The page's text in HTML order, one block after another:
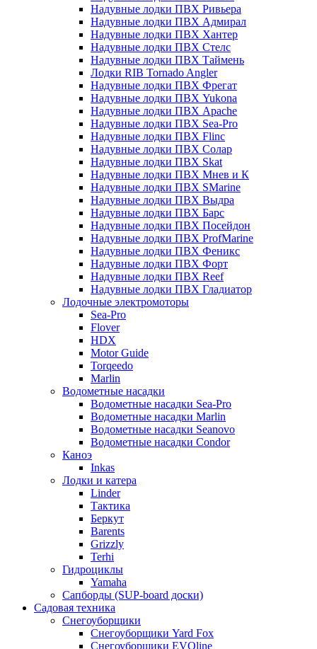
Надувные лодки ПВХ Ривьера
Надувные лодки ПВХ Адмирал
Надувные лодки ПВХ Хантер
Надувные лодки ПВХ Стелс
Надувные лодки ПВХ Таймень
Лодки RIB Tornado Angler
Надувные лодки ПВХ Фрегат
Надувные лодки ПВХ Yukona
Надувные лодки ПВХ Apache
Надувные лодки ПВХ Sea-Pro
Надувные лодки ПВХ Flinc
Надувные лодки ПВХ Солар
Надувные лодки ПВХ Skat
Надувные лодки ПВХ Мнев и К
Надувные лодки ПВХ SMarine
Надувные лодки ПВХ Выдра
Надувные лодки ПВХ Барс
Надувные лодки ПВХ Посейдон
Надувные лодки ПВХ ProfMarine
Надувные лодки ПВХ Феникс
Надувные лодки ПВХ Форт
Надувные лодки ПВХ Reef
Надувные лодки ПВХ Гладиатор
Лодочные электромоторы
Sea-Pro
Flover
HDX
Motor Guide
Torqeedo
Marlin
Водометные насадки
Водометные насадки Sea-Pro
Водометные насадки Marlin
Водометные насадки Seanovo
Водометные насадки Condor
Каноэ
Inkas
Лодки и катера
Linder
Тактика
Беркут
Barents
Grizzly
Terhi
Гидроциклы
Yamaha
Сапборды (SUP-board доски)
Садовая техника
Снегоуборщики
Снегоуборщики Yard Fox
Снегоуборщики EVOline